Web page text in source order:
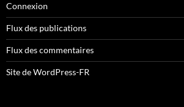
Connexion
Flux des publications
Flux des commentaires
Site de WordPress-FR